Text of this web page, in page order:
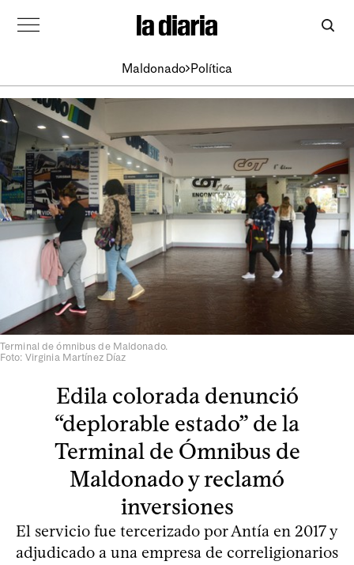
Maldonado Política
Terminal de ómnibus de Maldonado.
Foto: Virginia Martínez Díaz
Edila colorada denunció
“deplorable estado” de la
Terminal de Ómnibus de
Maldonado y reclamó
inversiones
El servicio fue tercerizado por Antía en 2017 y
adjudicado a una empresa de correligionarios